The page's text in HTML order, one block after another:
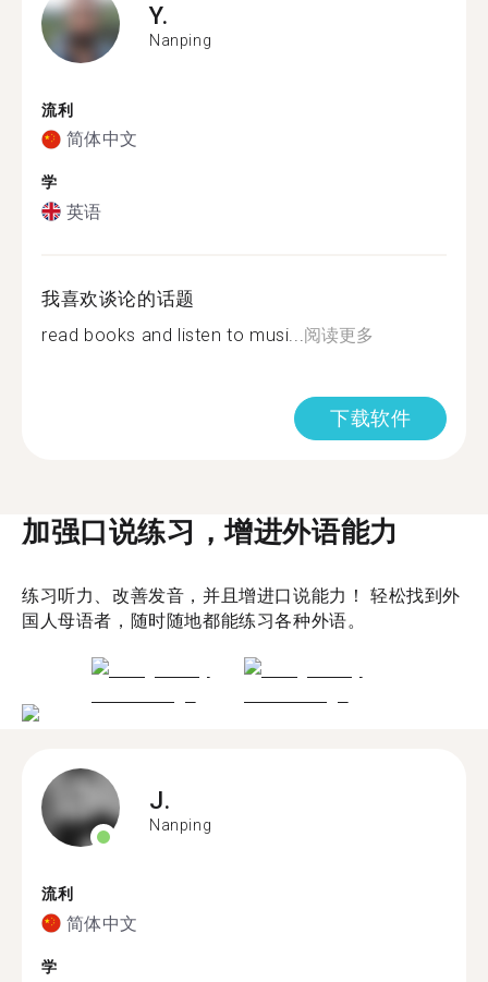
Y.
Nanping
流利
简体中文
学
英语
我喜欢谈论的话题
read books and listen to musi... 阅读更多
下载软件
加强口说练习，增进外语能力
练习听力、改善发音，并且增进口说能力！ 轻松找到外
国人母语者，随时随地都能练习各种外语。
J.
Nanping
流利
简体中文
学